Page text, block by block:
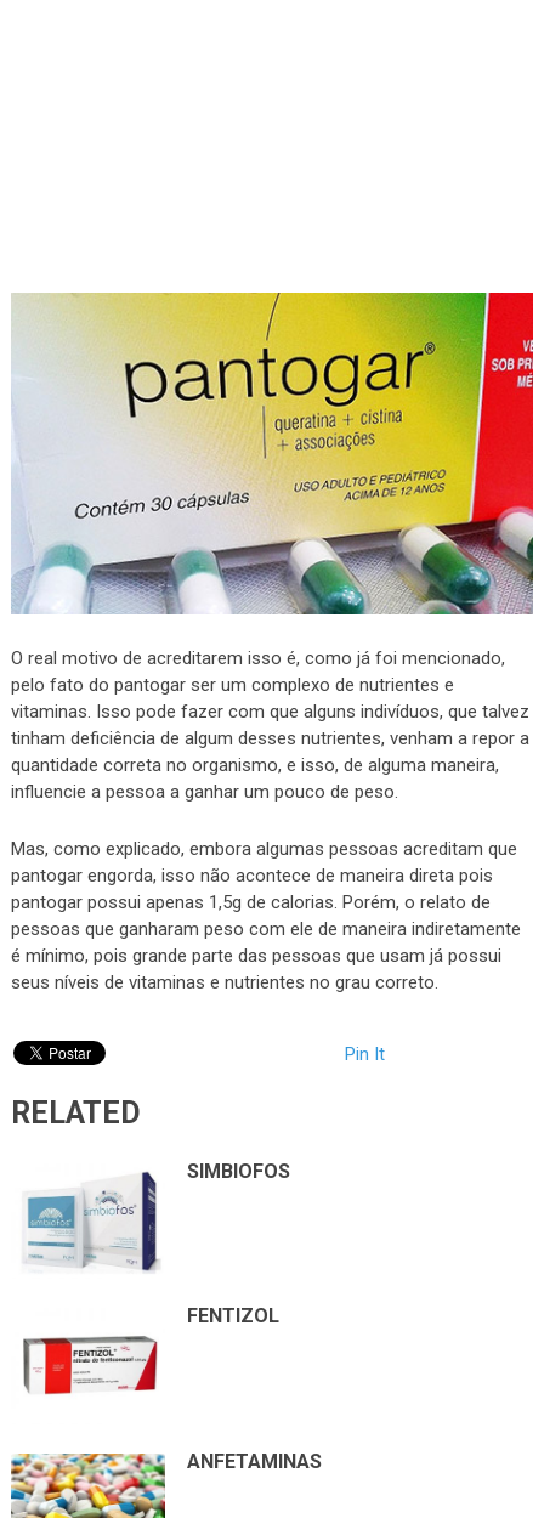
O real motivo de acreditarem isso é, como já foi mencionado,
pelo fato do pantogar ser um complexo de nutrientes e
vitaminas. Isso pode fazer com que alguns indivíduos, que talvez
tinham deficiência de algum desses nutrientes, venham a repor a
quantidade correta no organismo, e isso, de alguma maneira,
influencie a pessoa a ganhar um pouco de peso.
Mas, como explicado, embora algumas pessoas acreditam que
pantogar engorda, isso não acontece de maneira direta pois
pantogar possui apenas 1,5g de calorias. Porém, o relato de
pessoas que ganharam peso com ele de maneira indiretamente
é mínimo, pois grande parte das pessoas que usam já possui
seus níveis de vitaminas e nutrientes no grau correto.
Pin It
RELATED
SIMBIOFOS
FENTIZOL
ANFETAMINAS